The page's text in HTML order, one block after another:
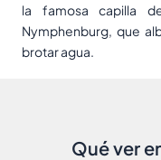
la famosa capilla
Nymphenburg, que
brotar agua.
Qué ver